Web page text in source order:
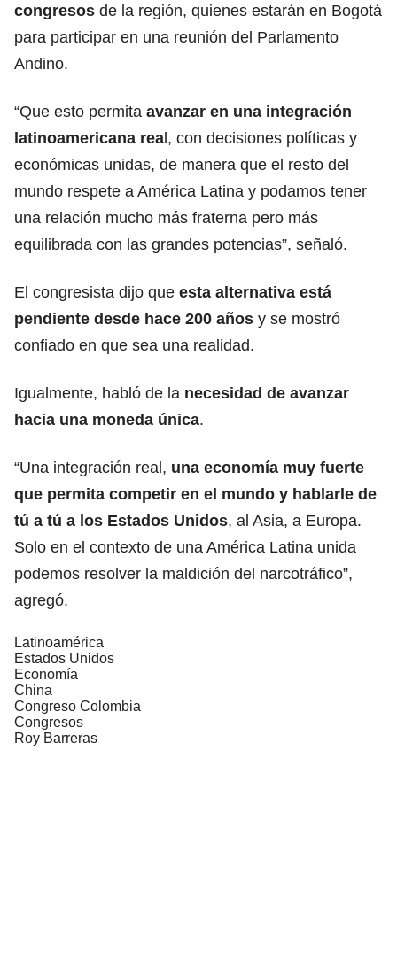
congresos de la región, quienes estarán en Bogotá
para participar en una reunión del Parlamento
Andino.
“Que esto permita avanzar en una integración
latinoamericana real, con decisiones políticas y
económicas unidas, de manera que el resto del
mundo respete a América Latina y podamos tener
una relación mucho más fraterna pero más
equilibrada con las grandes potencias”, señaló.
El congresista dijo que esta alternativa está
pendiente desde hace 200 años y se mostró
confiado en que sea una realidad.
Igualmente, habló de la necesidad de avanzar
hacia una moneda única.
“Una integración real, una economía muy fuerte
que permita competir en el mundo y hablarle de
tú a tú a los Estados Unidos, al Asia, a Europa.
Solo en el contexto de una América Latina unida
podemos resolver la maldición del narcotráfico”,
agregó.
Latinoamérica
Estados Unidos
Economía
China
Congreso Colombia
Congresos
Roy Barreras